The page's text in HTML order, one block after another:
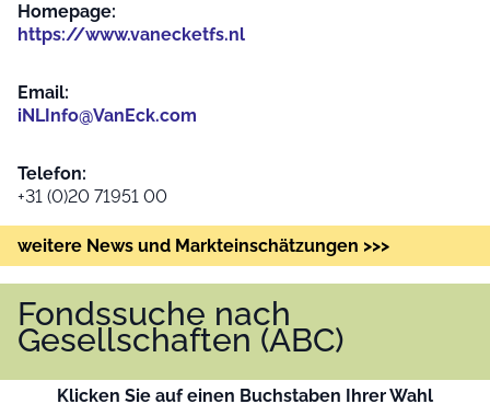
Homepage:
https://www.vanecketfs.nl
Email:
iNLInfo@VanEck.com
Telefon:
+31 (0)20 71951 00
weitere News und Markteinschätzungen >>>
Fondssuche nach
Gesellschaften (ABC)
Klicken Sie auf einen Buchstaben Ihrer Wahl